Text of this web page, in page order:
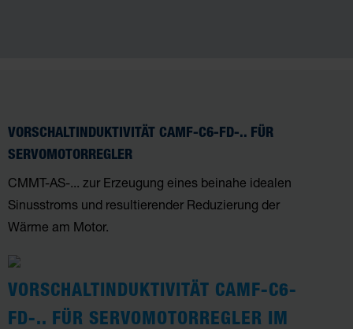
VORSCHALTINDUKTIVITÄT CAMF-C6-FD-.. FÜR
SERVOMOTORREGLER
CMMT-AS-... zur Erzeugung eines beinahe idealen
Sinusstroms und resultierender Reduzierung der
Wärme am Motor.
VORSCHALTINDUKTIVITÄT CAMF-C6-
FD-.. FÜR SERVOMOTORREGLER IM